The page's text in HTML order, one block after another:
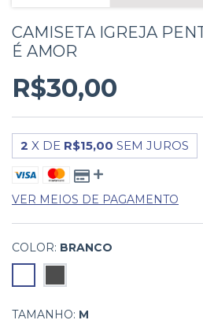
CAMISETA IGREJA
É AMOR
R$30,00
2 X DE R$15,00 SEM JUROS
VER MEIOS DE PAGAMENTO
COLOR: BRANCO
TAMANHO: M